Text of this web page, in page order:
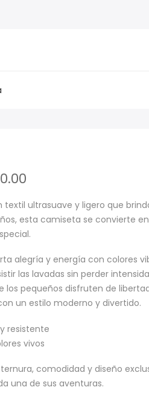
$28,000.00
through
$30,000.00
textil ultrasuave y ligero que
esta camiseta se convierte
alegría y energía con colores
las lavadas sin perder
los pequeños disfruten de
un estilo moderno y divertido.
resistente
vivos
comodidad y diseño
una de sus aventuras.